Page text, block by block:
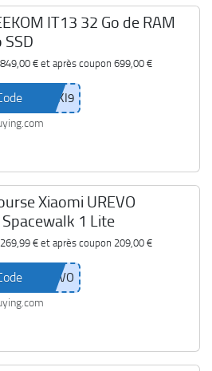
IT13 32 Go de RAM
SSD
849,00 €et après coupon 699,00 €
Xiaomi UREVO
1 Lite
269,99 €et après coupon 209,00 €